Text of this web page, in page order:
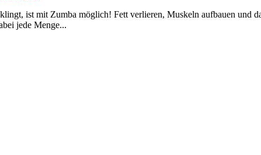
ist mit Zumba möglich! Fett verlieren, Muskeln aufbauen und
jede Menge...